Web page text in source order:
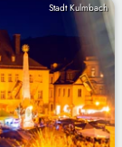
Stadt Kulmbach